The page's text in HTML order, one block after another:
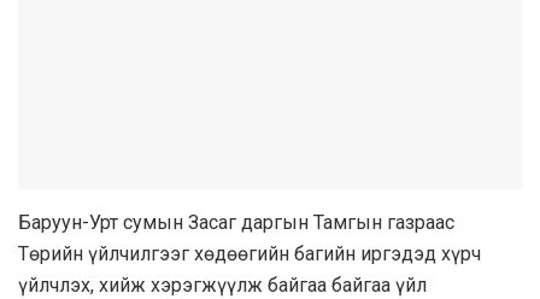
Баруун-Урт сумын Засаг даргын Тамгын газраас
Төрийн үйлчилгээг хөдөөгийн багийн иргэдэд хүрч
үйлчлэх, хийж хэрэгжүүлж байгаа байгаа үйл